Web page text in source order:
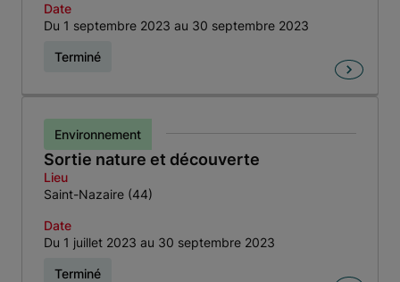
Date
Du 1 septembre 2023 au 30 septembre 2023
Terminé
Sortie nature et découverte
Environnement
Lieu
Saint-Nazaire (44)
Date
Du 1 juillet 2023 au 30 septembre 2023
Terminé